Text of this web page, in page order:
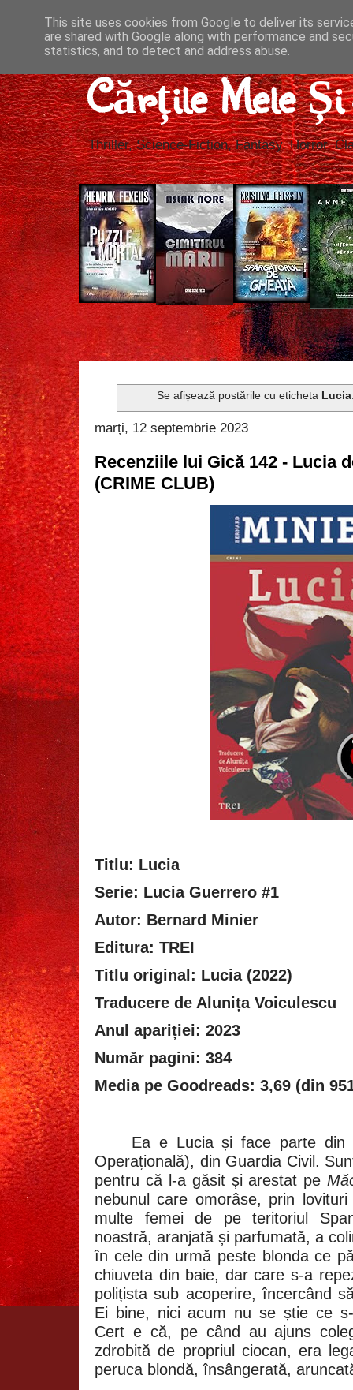
Cărțile Mele
Thriller, Science-Fiction, Fantasy, Horror,
Se afișează postările cu eticheta Lucia
marți, 12 septembrie 2023
Recenziile lui Gică 142 - Lucia
(CRIME CLUB)
Titlu: Lucia
Serie: Lucia Guerrero #1
Autor: Bernard Minier
Editura: TREI
Titlu original: Lucia (2022)
Traducere de Alunița Voiculescu
Anul apariției: 2023
Număr pagini: 384
Media pe Goodreads: 3,69 (din
Ea e Lucia și face parte din
Operațională), din Guardia Civil.
pentru că l-a găsit și arestat pe
nebunul care omorâse, prin
multe femei de pe teritoriul
noastră, aranjată și parfumată, a
în cele din urmă peste blonda ce
chiuveta din baie, dar care s-a
polițista sub acoperire, încercând
Ei bine, nici acum nu se știe ce
Cert e că, pe când au ajuns
zdrobită de propriul ciocan, era
peruca blondă, însângerată,
This site uses cookies from Google to deliver its
are shared with Google along with performance and
statistics, and to detect and address abuse.